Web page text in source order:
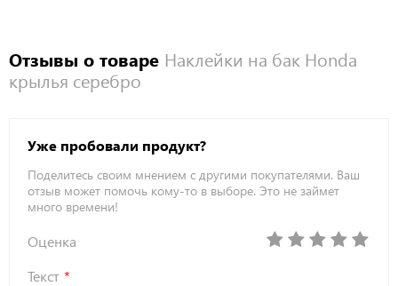
Отзывы о товаре Наклейки на бак Honda
крылья серебро
Уже пробовали продукт?
Поделитесь своим мнением с другими покупателями. Ваш
отзыв может помочь кому-то в выборе. Это не займет
много времени!
Оценка
Текст